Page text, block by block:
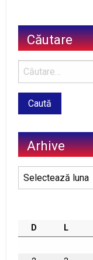
Căutare
Arhive
Arhive
D L